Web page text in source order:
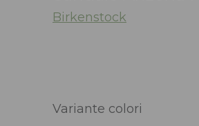
Birkenstock
Variante colori